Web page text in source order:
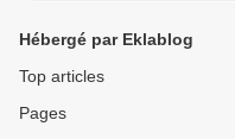
Hébergé par Eklablog
Top articles
Pages